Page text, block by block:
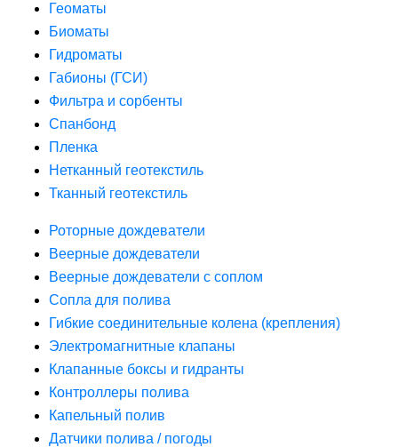
Геоматы
Биоматы
Гидроматы
Габионы (ГСИ)
Фильтра и сорбенты
Спанбонд
Пленка
Нетканный геотекстиль
Тканный геотекстиль
Роторные дождеватели
Веерные дождеватели
Веерные дождеватели с соплом
Сопла для полива
Гибкие соединительные колена (крепления)
Электромагнитные клапаны
Клапанные боксы и гидранты
Контроллеры полива
Капельный полив
Датчики полива / погоды